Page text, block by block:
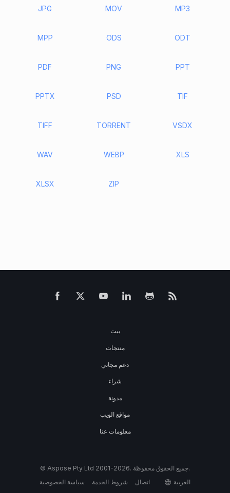
JPG MOV MP3
MPP ODS ODT
PDF PNG PPT
PPTX PSD TIF
TIFF TORRENT VSDX
WAV WEBP XLS
XLSX ZIP
بيت
منتجات
دعم مجاني
شراء
مدونة
مواقع الويب
معلومات عنا
© Aspose Pty Ltd 2001-2026. جميع الحقوق محفوظة.
سياسة الخصوصية
شروط الخدمة اتصال العربية